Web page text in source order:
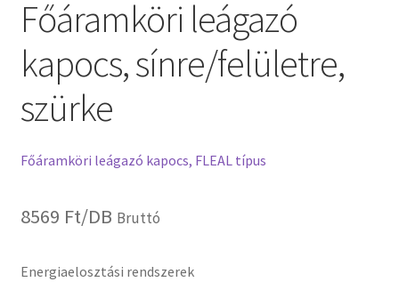
Főáramköri leágazó
kapocs, sínre/felületre,
szürke
Főáramköri leágazó kapocs, FLEAL típus
8569 Ft/DB Bruttó
Energiaelosztási rendszerek